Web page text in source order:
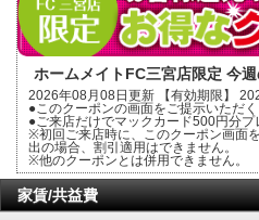
ホームメイトFC三宮店限定 今
2026年08月08日更新 【有効期限】
●このクーポンの画面をご提示いただ
●ご来店だけでマックカード500円分プ
※初回ご来店時に、このクーポン画面
出の場合、割引適用はできません。
※他のクーポンとは併用できません。
家賃/共益費